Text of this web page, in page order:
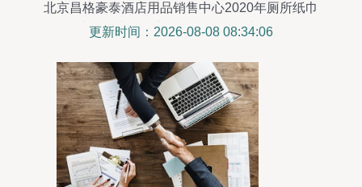
北京昌格豪泰酒店用品销售中心2020年厕所纸巾
盒、卫生间纸巾盒最新价格及个人卫生用品销售指
更新时间：2026-08-08 08:34:06